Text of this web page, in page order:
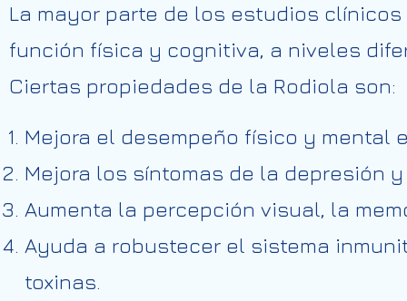
La mayor parte de los estudios
función física y cognitiva, a niveles
Ciertas propiedades de la Rodiola son:
Mejora el desempeño físico y mental
Mejora los síntomas de la depresión
Aumenta la percepción visual, la
Ayuda a robustecer el sistema
toxinas.